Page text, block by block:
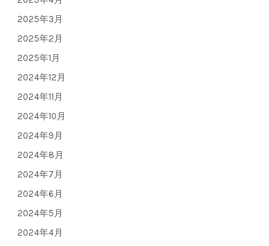
2025年3月
2025年2月
2025年1月
2024年12月
2024年11月
2024年10月
2024年9月
2024年8月
2024年7月
2024年6月
2024年5月
2024年4月